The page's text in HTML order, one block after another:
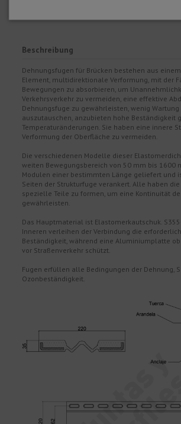
Beschreibung
Dehnungsfugen für Brücken bestehen aus
Element, multidirektionale Verformung, mit der
Bewegungen zu absorbieren, um
Verkehrsverkehr zu vermeiden, eine effektive
Dehnungsfuge zu gewährleisten, wenig
auszutauschen, anzubieten hohe Beständigkeit
Temperaturänderungen. Sie haben eine innere
Verformung der Oberfläche zu vermeiden.
Die verschiedenen Modelle dieser
weiten Bewegungsbereich von 50 mm bis 1600
Modulen einer bestimmten Länge geliefert und
Seiten der Strukturfuge verankert. Alle haben die
spezielle Teile zu formen, um eine Kontinuität
gewährleisten.
Das Hauptmaterial ist Elastomerkautschuk.
Inneren verleihen der Verbindung die
Beständigkeit, während eine Aluminiumplatte
vor Straßenverkehr schützt.
Fugen erfüllen alle Bedingungen der Dehnung,
Ozonbeständigkeit.